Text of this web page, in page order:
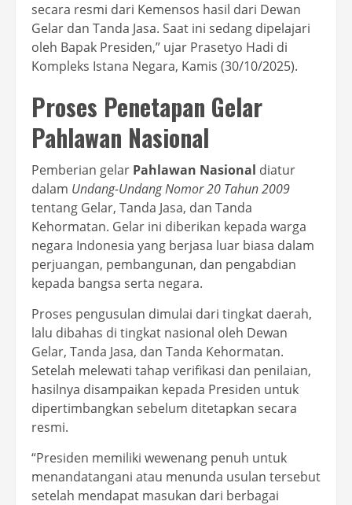
secara resmi dari Kemensos hasil dari Dewan
Gelar dan Tanda Jasa. Saat ini sedang dipelajari
oleh Bapak Presiden,” ujar Prasetyo Hadi di
Kompleks Istana Negara, Kamis (30/10/2025).
Proses Penetapan Gelar
Pahlawan Nasional
Pemberian gelar Pahlawan Nasional diatur
dalam Undang-Undang Nomor 20 Tahun 2009
tentang Gelar, Tanda Jasa, dan Tanda
Kehormatan. Gelar ini diberikan kepada warga
negara Indonesia yang berjasa luar biasa dalam
perjuangan, pembangunan, dan pengabdian
kepada bangsa serta negara.
Proses pengusulan dimulai dari tingkat daerah,
lalu dibahas di tingkat nasional oleh Dewan
Gelar, Tanda Jasa, dan Tanda Kehormatan.
Setelah melewati tahap verifikasi dan penilaian,
hasilnya disampaikan kepada Presiden untuk
dipertimbangkan sebelum ditetapkan secara
resmi.
“Presiden memiliki wewenang penuh untuk
menandatangani atau menunda usulan tersebut
setelah mendapat masukan dari berbagai